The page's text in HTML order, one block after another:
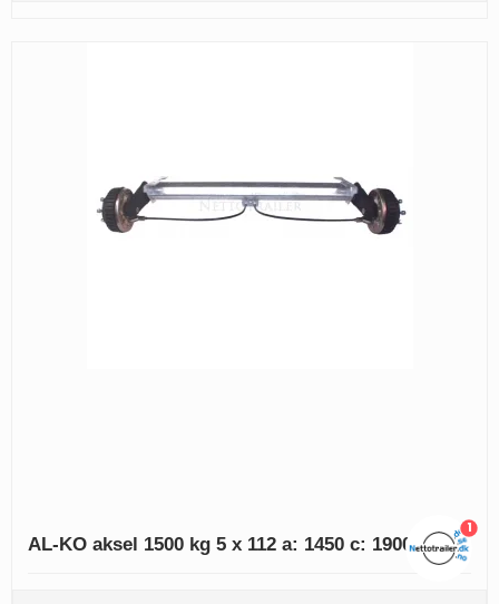
AL-KO aksel 1500 kg 5 x 112 a: 1450 c: 1900
1